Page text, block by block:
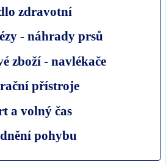
zdravotní
- náhrady prsů
zboží - navlékače
přístroje
a volný čas
pohybu